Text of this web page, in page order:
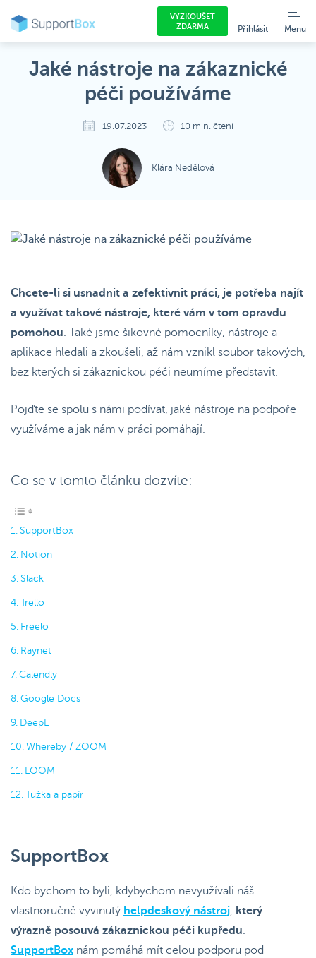
VYZKOUŠET
ZDARMA
Přihlásit Menu
Jaké nástroje na zákaznické
péči používáme
Klára Nedělová
19.07.2023 10 min. čtení
Chcete-li si usnadnit a zefektivnit práci, je potřeba najít
a využívat takové nástroje, které vám v tom opravdu
pomohou. Také jsme šikovné pomocníky, nástroje a
aplikace hledali a zkoušeli, až nám vznikl soubor takových,
bez kterých si zákaznickou péči neumíme představit.
Pojďte se spolu s námi podívat, jaké nástroje na podpoře
využíváme a jak nám v práci pomáhají.
Co se v tomto článku dozvíte:
SupportBox
Notion
Slack
Trello
Freelo
Raynet
Calendly
Google Docs
DeepL
Whereby / ZOOM
LOOM
Tužka a papír
SupportBox
Kdo bychom to byli, kdybychom nevyužívali náš
vlastnoručně vyvinutý helpdeskový nástroj, který
výrazně posouvá zákaznickou péči kupředu.
SupportBox nám pomáhá mít celou podporu pod